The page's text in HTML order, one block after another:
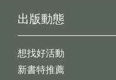
出版動態
想找好活動
新書特推薦